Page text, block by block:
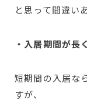
と思って間違い
・入居期間が長
短期間の入居な
すが、